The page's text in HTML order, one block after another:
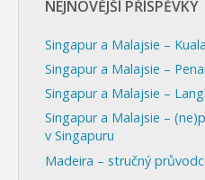
Krakow"
NEJNOVĚJŠÍ PŘÍSPĚVKY
Singapur a Malajsie –
Singapur a Malajsie –
Singapur a Malajsie –
Singapur a Malajsie –
v Singapuru
Madeira – stručný